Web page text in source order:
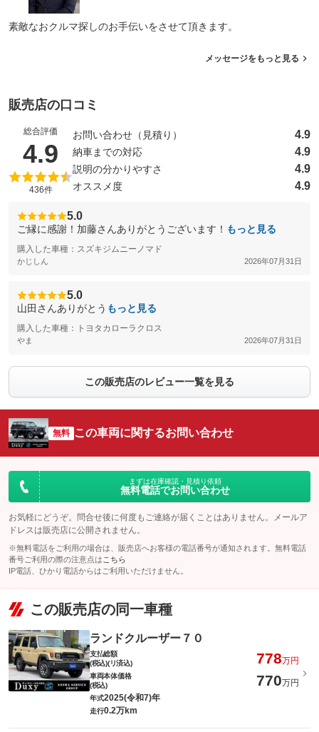
素敵なおクルマ探しのお手伝いをさせて頂きます。
メッセージをもっと見る
販売店の口コミ
総合評価
4.9 （5点満点中）
436件
お問い合わせ（見積り） 4.9
納車までの対応 4.9
説明の分かりやすさ 4.9
オススメ度 4.9
5.0
ご縁に感謝！加藤さんありがとうございます！ もっと見る
購入した車種：スズキジムニーノマド
かじしん 2026年07月31日
5.0
山田さんありがとう もっと見る
購入した車種：トヨタカローラクロス
やま 2026年07月31日
この販売店のレビュー一覧を見る
無料 この車両に関するお問い合わせ
まずは在庫確認・見積り依頼
無料電話でお問い合わせ
お気軽にどうぞ。問合せ後に何度もご連絡が届くことはありません。メールア
ドレスは販売店に公開されません。
※無料電話をご利用の場合は、販売店へお客様の電話番号が通知されます。無料電話
番号ご利用の際の注意点は こちら
IP電話、ひかり電話からはご利用いただけません。
この販売店の同一車種
ランドクルーザー７０
支払総額
(税込)(リ済込)
778万円
車両本体価格
(税込)
770万円
年式2025(令和7)年
走行0.2万km